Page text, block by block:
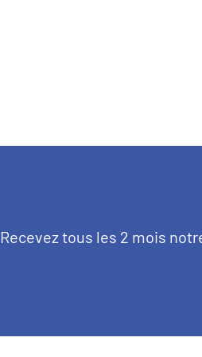
Texte
Recevez tous les 2 mois